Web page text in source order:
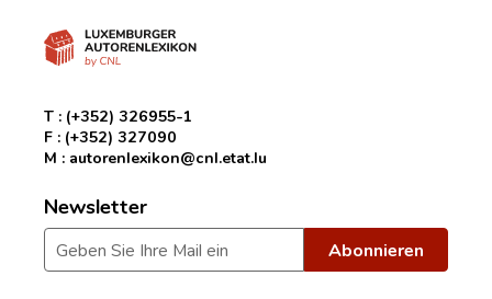
T : (+352) 326955-1
F : (+352) 327090
M : autorenlexikon@cnl.etat.lu
Newsletter